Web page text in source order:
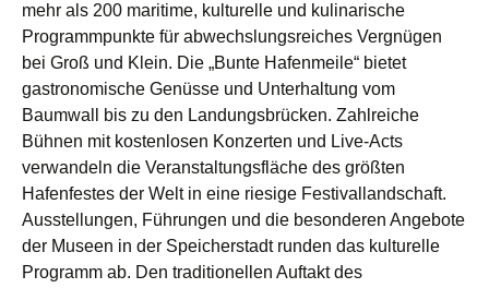
mehr als 200 maritime, kulturelle und kulinarische
Programmpunkte für abwechslungsreiches Vergnügen
bei Groß und Klein. Die „Bunte Hafenmeile“ bietet
gastronomische Genüsse und Unterhaltung vom
Baumwall bis zu den Landungsbrücken. Zahlreiche
Bühnen mit kostenlosen Konzerten und Live-Acts
verwandeln die Veranstaltungsfläche des größten
Hafenfestes der Welt in eine riesige Festivallandschaft.
Ausstellungen, Führungen und die besonderen Angebote
der Museen in der Speicherstadt runden das kulturelle
Programm ab. Den traditionellen Auftakt des